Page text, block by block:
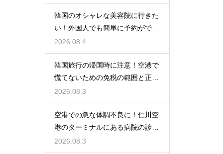
韓国のオシャレな美容院に行きた
い！外国人でも簡単に予約ができ
るアプリ
2026.08.4
韓国旅行の帰国時に注意！空港で
慌てないための免税の範囲と正し
い計算
2026.08.3
空港での急な体調不良に！仁川空
港のターミナルにある病院の診療
時間
2026.08.3